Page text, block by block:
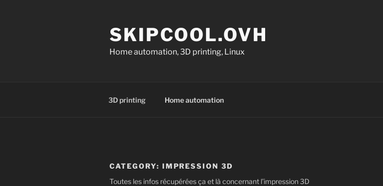
SKIPCOOL.OVH
Home automation, 3D printing, Linux
3D printing Home automation
CATEGORY: IMPRESSION 3D
Toutes les infos récupérées ça et là concernant l’impression 3D